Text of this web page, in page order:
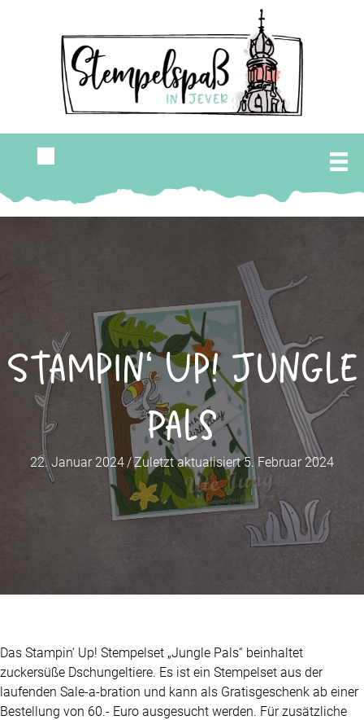
Stampin‘ Up! Jungle
Pals
22. Januar 2024 / Zuletzt aktualisiert 5. Februar 2024
Das Stampin‘ Up! Stempelset „Jungle Pals“ beinhaltet
zuckersüße Dschungeltiere. Es ist ein Stempelset aus der
laufenden Sale-a-bration und kann als Gratisgeschenk ab einer
Bestellung von 60.- Euro ausgesucht werden. Für zusätzliche